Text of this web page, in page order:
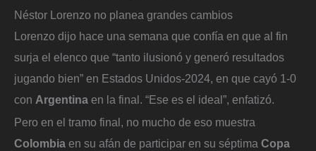
Néstor Lorenzo no planea grandes cambios
Lorenzo dijo hace una semana que confía en que al fin
surja el elenco que “tanto ilusionó y generó resultados
jugando bien” en Estados Unidos-2024, en que cayó 1-0
con Argentina en la final. “Ese es el ideal”, enfatizó.
Pero en el tramo final, no mucho de eso muestra
Colombia en su afán de participar en su séptima Copa